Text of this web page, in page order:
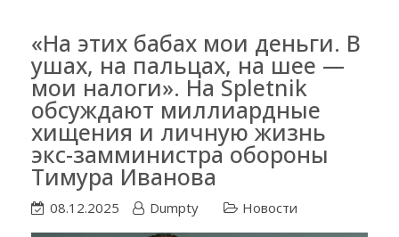
«На этих бабах мои деньги. В
ушах, на пальцах, на шее —
мои налоги». На Spletnik
обсуждают миллиардные
хищения и личную жизнь
экс-замминистра обороны
Тимура Иванова
08.12.2025 Dumpty Новости